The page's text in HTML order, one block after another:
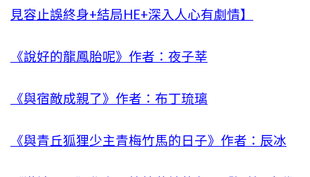
見容止誤終身+結局HE+深入人心有劇情】
《說好的龍鳳胎呢》作者：夜子莘
《與宿敵成親了》作者：布丁琉璃
《與青丘狐狸少主青梅竹馬的日子》作者：辰冰